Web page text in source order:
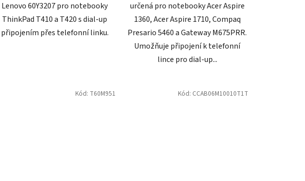
Lenovo 60Y3207 pro notebooky
ThinkPad T410 a T420 s dial-up
připojením přes telefonní linku.
určená pro notebooky Acer Aspire
1360, Acer Aspire 1710, Compaq
Presario 5460 a Gateway M675PRR.
Umožňuje připojení k telefonní
lince pro dial-up...
Kód: T60M951 Kód: CCAB06M10010T1T